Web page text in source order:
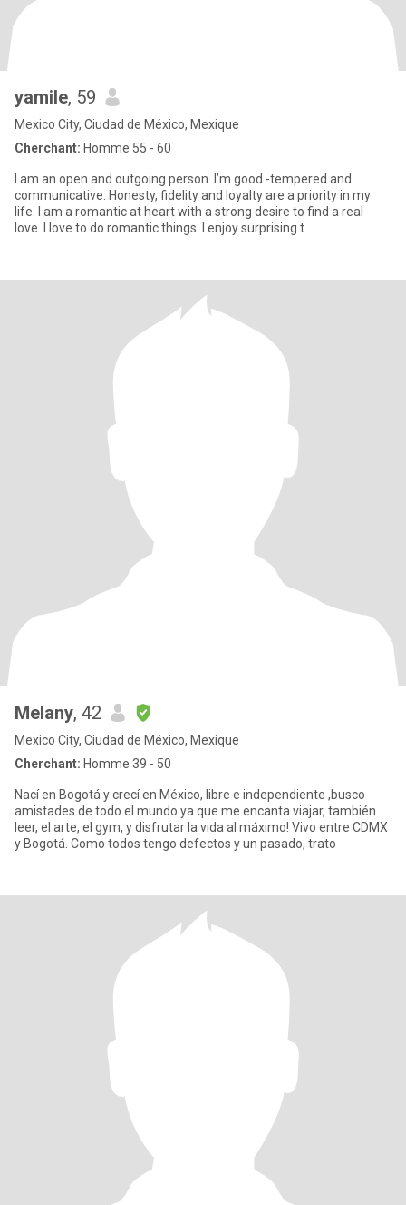
yamile, 59
Mexico City, Ciudad de México, Mexique
Cherchant: Homme 55 - 60
I am an open and outgoing person. I’m good -tempered and
communicative. Honesty, fidelity and loyalty are a priority in my
life. I am a romantic at heart with a strong desire to find a real
love. I love to do romantic things. I enjoy surprising t
Melany, 42
Mexico City, Ciudad de México, Mexique
Cherchant: Homme 39 - 50
Nací en Bogotá y crecí en México, libre e independiente ,busco
amistades de todo el mundo ya que me encanta viajar, también
leer, el arte, el gym, y disfrutar la vida al máximo! Vivo entre CDMX
y Bogotá. Como todos tengo defectos y un pasado, trato